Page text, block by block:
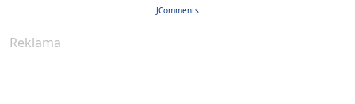
JComments
Reklama